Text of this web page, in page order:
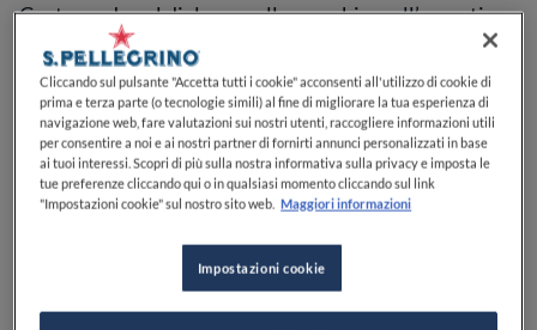
Costacrede nel dialogo, nello scambio, nell’empatia,
nell’accoglienza e nel valore umano dell’ospite, a
partire dal rapporto e dalla crescita dei propri
collaboratori. Non è un caso, dunque, chesia stato
nominato dai lettori diFine Dining Loversuna delle
Stelle dell'Ospitalità, un titolo che riconosce la sua
leadership nel settore.
“Maratona dles Dolomites”. Ma il suo impegno sociale
va oltre: nel 2007 ha fondato con la sua famiglia la
Costa Family Foundation,che promuove progetti di
Cliccando sul pulsante "Accetta tutti i cookie" acconsenti all'utilizzo di cookie di
prima e terza parte (o tecnologie simili) al fine di migliorare la tua esperienza di
navigazione web, fare valutazioni sui nostri utenti, raccogliere informazioni utili
per consentire a noi e ai nostri partner di fornirti annunci personalizzati in base
ai tuoi interessi. Scopri di più sulla nostra informativa sulla privacy e imposta le
tue preferenze cliccando qui o in qualsiasi momento cliccando sul link
"Impostazioni cookie" sul nostro sito web. Maggiori informazioni
Impostazioni cookie